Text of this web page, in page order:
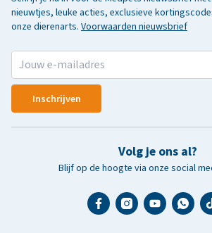
nieuwtjes, leuke acties, exclusieve
onze dierenarts. Voorwaarden nieuwsbrief
Inschrijven
Volg je ons al?
Blijf op de hoogte via onze social